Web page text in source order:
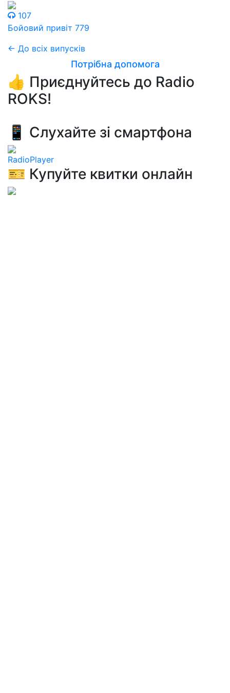
107
Бойовий привіт 779
← До всіх випусків
Потрібна допомога
👍 Приєднуйтесь до Radio
ROKS!
📱 Слухайте зі смартфона
RadioPlayer
🎫 Купуйте квитки онлайн